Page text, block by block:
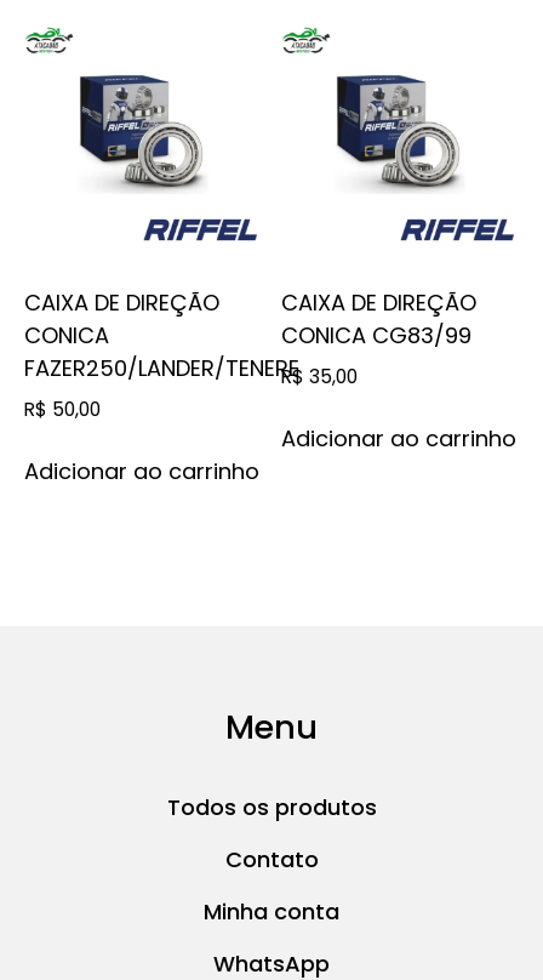
CAIXA DE DIREÇÃO
CONICA
FAZER250/LANDER/TENERE
R$ 50,00
Adicionar ao carrinho
CAIXA DE DIREÇÃO
CONICA CG83/99
R$ 35,00
Adicionar ao carrinho
Menu
Todos os produtos
Contato
Minha conta
WhatsApp